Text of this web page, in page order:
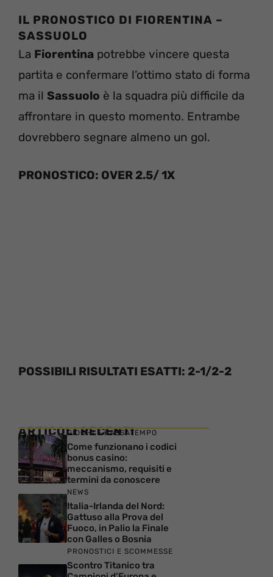
IL PRONOSTICO DI FIORENTINA –
SASSUOLO
La Fiorentina potrebbe vincere questa
partita e confermare l’ottimo stato di forma
ma il Sassuolo è la squadra più difficile da
affrontare in questo momento. Entrambe
dovrebbero segnare almeno un gol.
PRONOSTICO: OVER 2.5/ 1X
POSSIBILI RISULTATI ESATTI: 2-1/2-2
ARTICOLI RECENTI
GIOCHI E PASSATEMPO
Come funzionano i codici
bonus casino:
meccanismo, requisiti e
termini da conoscere
NEWS
Italia-Irlanda del Nord:
Gattuso alla Prova del
Fuoco, in Palio la Finale
con Galles o Bosnia
PRONOSTICI E SCOMMESSE
Scontro Titanico tra